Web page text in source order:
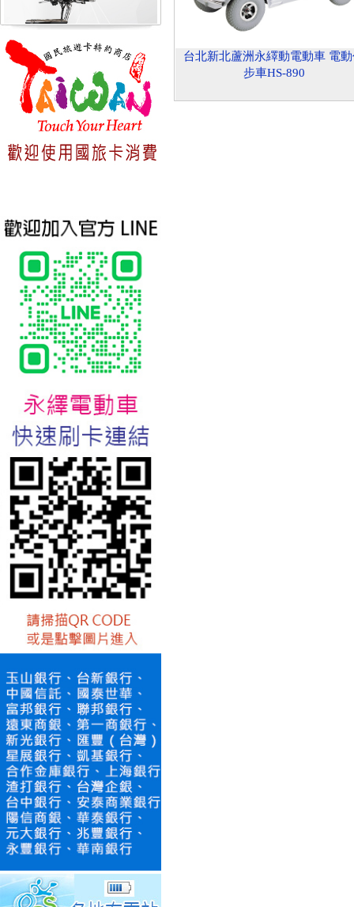
台北新北蘆洲永繹電動車可愛
馬18吋電動輔助自行車 CHT-
027
台北新北蘆洲永繹電動車業威
勝16吋電動輔助自行車:TSV19
台北新北蘆洲永繹動電動車 電
步車HS-890